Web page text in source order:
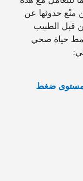
منْع حدوثها عن
قبل الطبيب
نمط حياة صحي
مستوى ضغط